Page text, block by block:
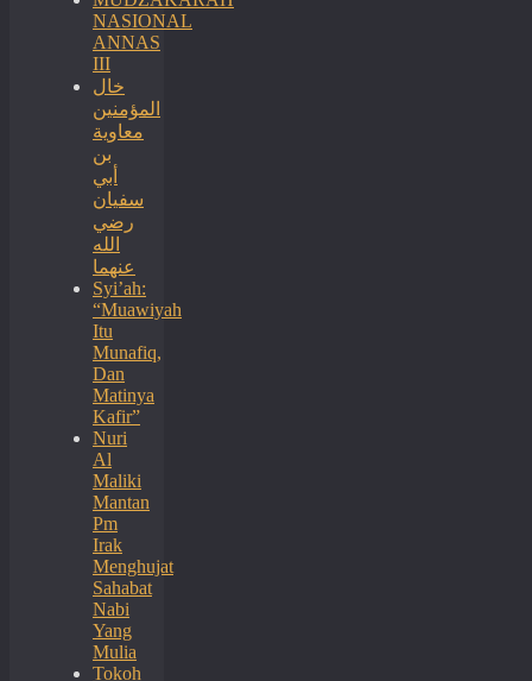
NASIONAL
ANNAS
III
خال
المؤمنين
معاوية
بن
أبي
سفيان
رضي
الله
عنهما
Syi’ah:
“Muawiyah
Itu
Munafiq,
Dan
Matinya
Kafir”
Nuri
Al
Maliki
Mantan
Pm
Irak
Menghujat
Sahabat
Nabi
Yang
Mulia
Tokoh